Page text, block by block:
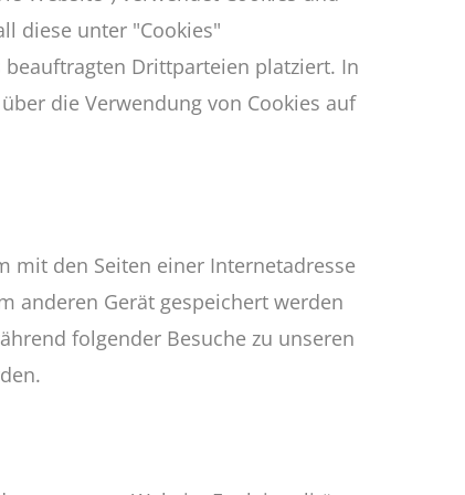
diese unter "Cookies"
Drittparteien platziert. In
die Verwendung von Cookies auf
mit den Seiten einer Internetadresse
anderen Gerät gespeichert werden
folgender Besuche zu unseren